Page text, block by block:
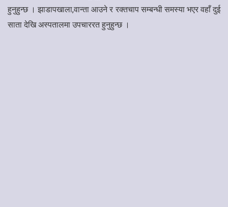
हुनुहुन्छ । झाडापखाला,वान्ता आउने र रक्तचाप सम्बन्धी समस्या भएर वहाँ दुई
साता देखि अस्पतालमा उपचाररत हुनुहुन्छ ।